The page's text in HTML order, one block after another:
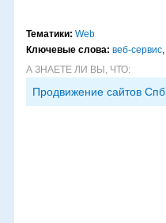
Тематики: Web
Ключевые слова: веб-сервис,
А ЗНАЕТЕ ЛИ ВЫ, ЧТО:
Продвижение сайтов Спб